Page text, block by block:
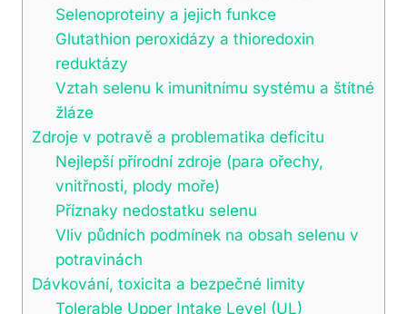
Selenoproteiny a jejich funkce
Glutathion peroxidázy a thioredoxin
reduktázy
Vztah selenu k imunitnímu systému a štítné
žláze
Zdroje v potravě a problematika deficitu
Nejlepší přírodní zdroje (para ořechy,
vnitřnosti, plody moře)
Příznaky nedostatku selenu
Vliv půdních podmínek na obsah selenu v
potravinách
Dávkování, toxicita a bezpečné limity
Tolerable Upper Intake Level (UL)